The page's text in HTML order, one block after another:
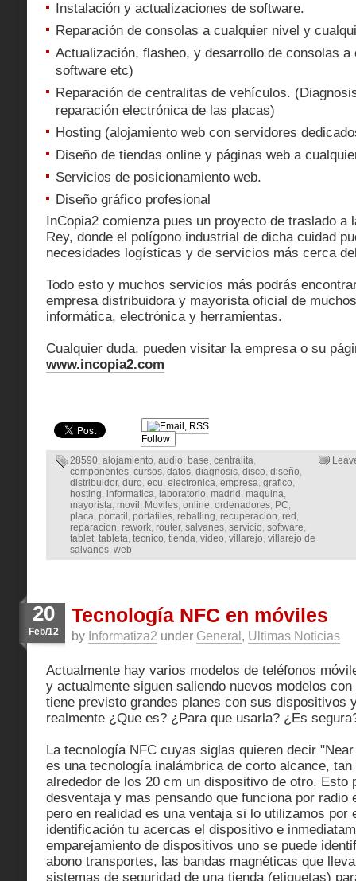
Instalación y actualizaciones de software.
Reparación de consolas a cualquier nivel y
Actualización, flasheo, y desarrollo de consolas
software etc)
Reparación de centralitas de vehículos.
reparación electrónica de las placas)
Hosting (alojamiento web con servidores
Diseño de tiendas online y páginas web a
Servicios de posicionamiento web.
Diseño gráfico profesional
InCopia2 comienza pues un proyecto de traslado a
Rey, donde el polígono industrial de dicha cuidad
necesidades logísticas y de servicios más cerca
Todo esto y muchos servicios más podrás
empresa distribuidora y mayorista oficial de
informática, electrónica y herramientas.
Cualquier duda, pueden visitar la empresa o su
www.incopia2.com
Follow
28590, alojamiento, audio, base, centralita,
componentes, cursos, datos, diagnosis, disco, diseño,
distribuidor, duro, ecu, electronica, empresa, grafico,
hosting, informatica, laboratorio, madrid , maquina,
mayorista, movil , Moviles, online, ordenadores, PC,
placa, portatil , portatiles, reballing, recuperacion, red ,
reparacion, rework, router, salvanes, servicio, software,
tablet, tableta, tecnico, tienda, video, villarejo, villarejo de
salvanes, web
20
Feb/12
Tecnología NFC en móviles
by Informatiza2 under General , Ultimas Noticias
Actualmente hay varios modelos de teléfonos
y actualmente siguen saliendo nuevos modelos
tiene previsto grandes planes con sus dispositivos
realmente ¿Que es? ¿Para que usarla? ¿Es
La tecnología NFC cuyas siglas quieren decir
es una tecnología inalámbrica de corto alcance,
alrededor de los 20 cm un dispositivo de otro. Esto
desventaja y mas pensando que funciona por radio
pero en realidad es una ventaja si lo utilizamos por
identificación tu acercas el dispositivo e
emparejamiento de dispositivos uno se puede
abono transportes, las bandas magnéticas que
sistemas de seguridad de una tienda (etiquetas)